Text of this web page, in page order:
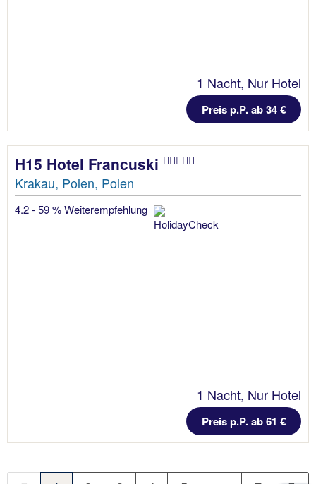
1 Nacht, Nur Hotel
Preis p.P. ab 34 €
H15 Hotel Francuski
Krakau, Polen, Polen
4.2 - 59 % Weiterempfehlung
1 Nacht, Nur Hotel
Preis p.P. ab 61 €